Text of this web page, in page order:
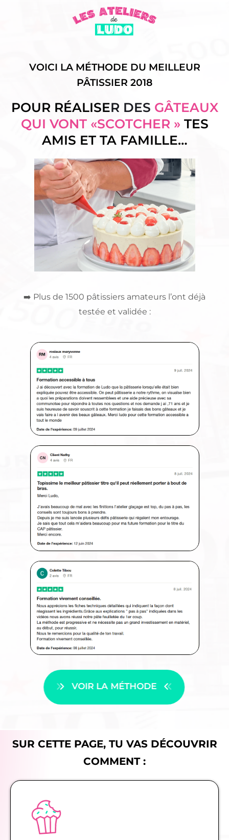
VOICI LA MÉTHODE DU MEILLEUR
PÂTISSIER 2018
POUR RÉALISER DES GÂTEAUX
QUI VONT «SCOTCHER » TES
AMIS ET TA FAMILLE…
➡️ Plus de 1500 pâtissiers amateurs l’ont déjà
testée et validée :
VOIR LA MÉTHODE
SUR CETTE PAGE, TU VAS DÉCOUVRIR
COMMENT :